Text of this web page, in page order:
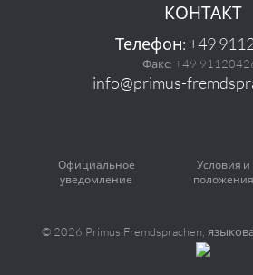
КОНТАКТ
Телефон: +49
Факс: +49
info@primus-
Официальное
уведомление
Условия и
положения
© 2026 Primus Fremdsprachen,